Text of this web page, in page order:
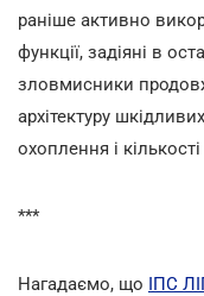
раніше активно
функції, задіяні в
зловмисники
архітектуру
охоплення і
***
Нагадаємо, що ІПС